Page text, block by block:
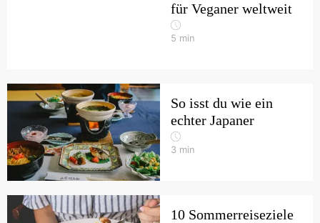
für Veganer weltweit
5 min
So isst du wie ein
echter Japaner
3 min
10 Sommerreiseziele